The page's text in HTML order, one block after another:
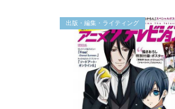
出版・編集・ライティング